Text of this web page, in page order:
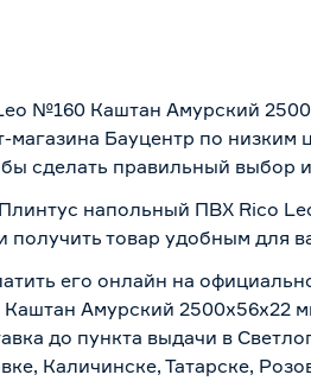
№160 Каштан Амурский
Бауцентр по
сделать правильный выбор
напольный ПВХ Rico
товар удобным для
его онлайн на
Амурский 2500х56х22
до пункта выдачи в
Каличинске, Татарске,